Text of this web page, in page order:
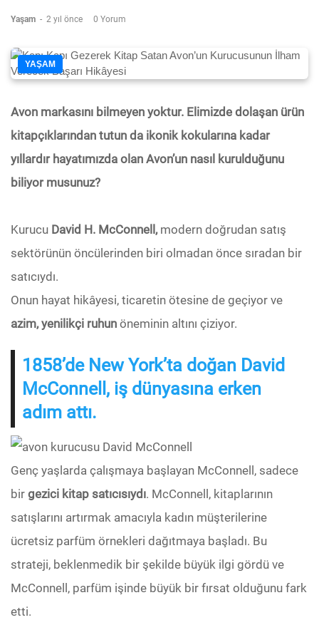
Yaşam - 2 yıl önce 0 Yorum
YAŞAM
Avon markasını bilmeyen yoktur. Elimizde dolaşan ürün
kitapçıklarından tutun da ikonik kokularına kadar
yıllardır hayatımızda olan Avon’un nasıl kurulduğunu
biliyor musunuz?
Kurucu David H. McConnell,modern doğrudan satış
sektörünün öncülerinden biri olmadan önce sıradan bir
satıcıydı.
Onun hayat hikâyesi, ticaretin ötesine de geçiyor ve
azim, yenilikçi ruhun öneminin altını çiziyor.
1858’de New York’ta doğan David
McConnell, iş dünyasına erken
adım attı.
Genç yaşlarda çalışmaya başlayan McConnell, sadece
bir gezici kitap satıcısıydı. McConnell, kitaplarının
satışlarını artırmak amacıyla kadın müşterilerine
ücretsiz parfüm örnekleri dağıtmaya başladı. Bu
strateji, beklenmedik bir şekilde büyük ilgi gördü ve
McConnell, parfüm işinde büyük bir fırsat olduğunu fark
etti.